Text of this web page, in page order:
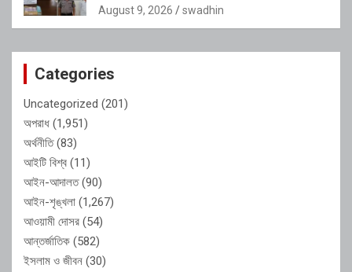
August 9, 2026 swadhin
Categories
Uncategorized (201)
অপরাধ (1,951)
অর্থনীতি(83)
আইটি বিশ্ব (11)
আইন-আদালত(90)
আইন-শৃঙ্খলা (1,267)
আওয়ামী দোসর (54)
আন্তর্জাতিক (582)
ইসলাম ও জীবন (30)